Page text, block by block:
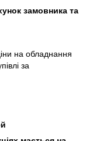
замовника та
на обладнання
за